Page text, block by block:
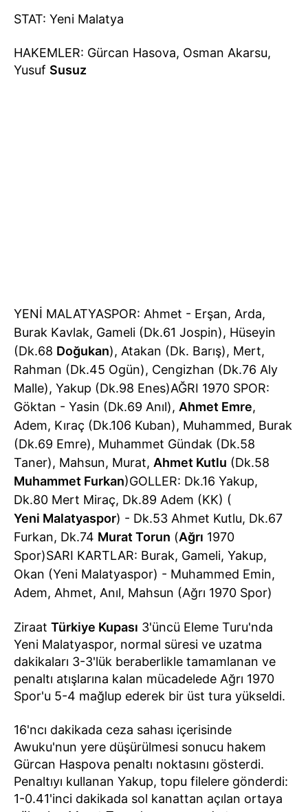
STAT: Yeni Malatya
HAKEMLER: Gürcan Hasova, Osman Akarsu,
Yusuf Susuz
YENİ MALATYASPOR: Ahmet - Erşan, Arda,
Burak Kavlak, Gameli (Dk.61 Jospin), Hüseyin
(Dk.68 Doğukan), Atakan (Dk. Barış), Mert,
Rahman (Dk.45 Ogün), Cengizhan (Dk.76 Aly
Malle), Yakup (Dk.98 Enes)AĞRI 1970 SPOR:
Göktan - Yasin (Dk.69 Anıl), Ahmet Emre,
Adem, Kıraç (Dk.106 Kuban), Muhammed, Burak
(Dk.69 Emre), Muhammet Gündak (Dk.58
Taner), Mahsun, Murat, Ahmet Kutlu (Dk.58
Muhammet Furkan)GOLLER: Dk.16 Yakup,
Dk.80 Mert Miraç, Dk.89 Adem (KK) (
Yeni Malatyaspor) - Dk.53 Ahmet Kutlu, Dk.67
Furkan, Dk.74 Murat Torun (Ağrı 1970
Spor)SARI KARTLAR: Burak, Gameli, Yakup,
Okan (Yeni Malatyaspor) - Muhammed Emin,
Adem, Ahmet, Anıl, Mahsun (Ağrı 1970 Spor)
Ziraat Türkiye Kupası 3'üncü Eleme Turu'nda
Yeni Malatyaspor, normal süresi ve uzatma
dakikaları 3-3'lük beraberlikle tamamlanan ve
penaltı atışlarına kalan mücadelede Ağrı 1970
Spor'u 5-4 mağlup ederek bir üst tura yükseldi.
16'ncı dakikada ceza sahası içerisinde
Awuku'nun yere düşürülmesi sonucu hakem
Gürcan Haspova penaltı noktasını gösterdi.
Penaltıyı kullanan Yakup, topu filelere gönderdi:
1-0.41'inci dakikada sol kanattan açılan ortaya